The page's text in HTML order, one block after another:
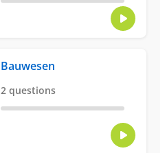
Bauwesen
2 questions